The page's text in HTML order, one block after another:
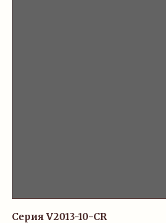
Серия V2013-10-CR